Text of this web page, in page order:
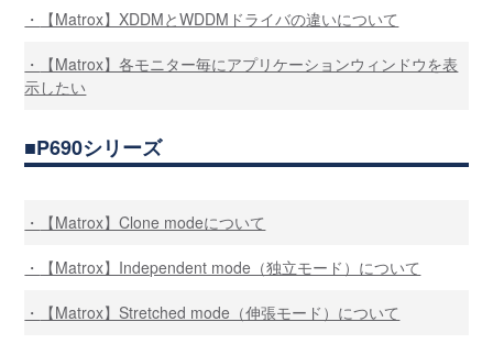
【Matrox】XDDMとWDDMドライバの違いについて
【Matrox】各モニター毎にアプリケーションウィンドウを表
示したい
P690シリーズ
【Matrox】Clone modeについて
【Matrox】Independent mode（独立モード）について
【Matrox】Stretched mode（伸張モード）について